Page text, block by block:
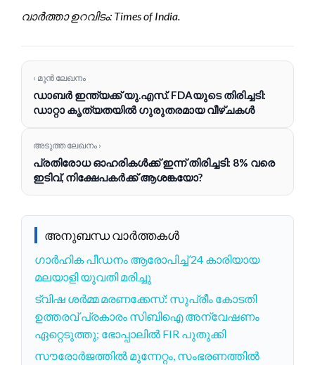
വാർത്താ ഉറവിടം: Times of India.
‹ മുൻ ലേഖനം
ഡാബർ ഇന്ത്യക്ക് യു.എസ്. FDAയുടെ തിരിച്ചടി:
ഡാറ്റാ കൃത്യതയിൽ ഗുരുതരമായ വീഴ്ചകൾ
അടുത്ത ലേഖനം ›
പ്രതിരോധ ഓഹരികൾക്ക് ഇന്ന് തിരിച്ചടി: 8% വരെ
ഇടിവ്, നിക്ഷേപകർക്ക് ആശങ്കയോ?
അനുബന്ധ വാർത്തകൾ
ഗാർഹിക പീഡനം ആരോപിച്ച് 24 കാരിയായ
മലയാളി യുവതി മരിച്ചു
ട്വിഷ ശർമ്മ മരണക്കേസ്: സുപ്രീം കോടതി
ഉത്തരവ് പ്രകാരം സിബിഐ അന്വേഷണം
ഏറ്റെടുത്തു; ഭോപ്പാലിൽ FIR പുതുക്കി
സൗരോർജത്തിൽ മുന്നേറ്റം, സംഭരണത്തിൽ